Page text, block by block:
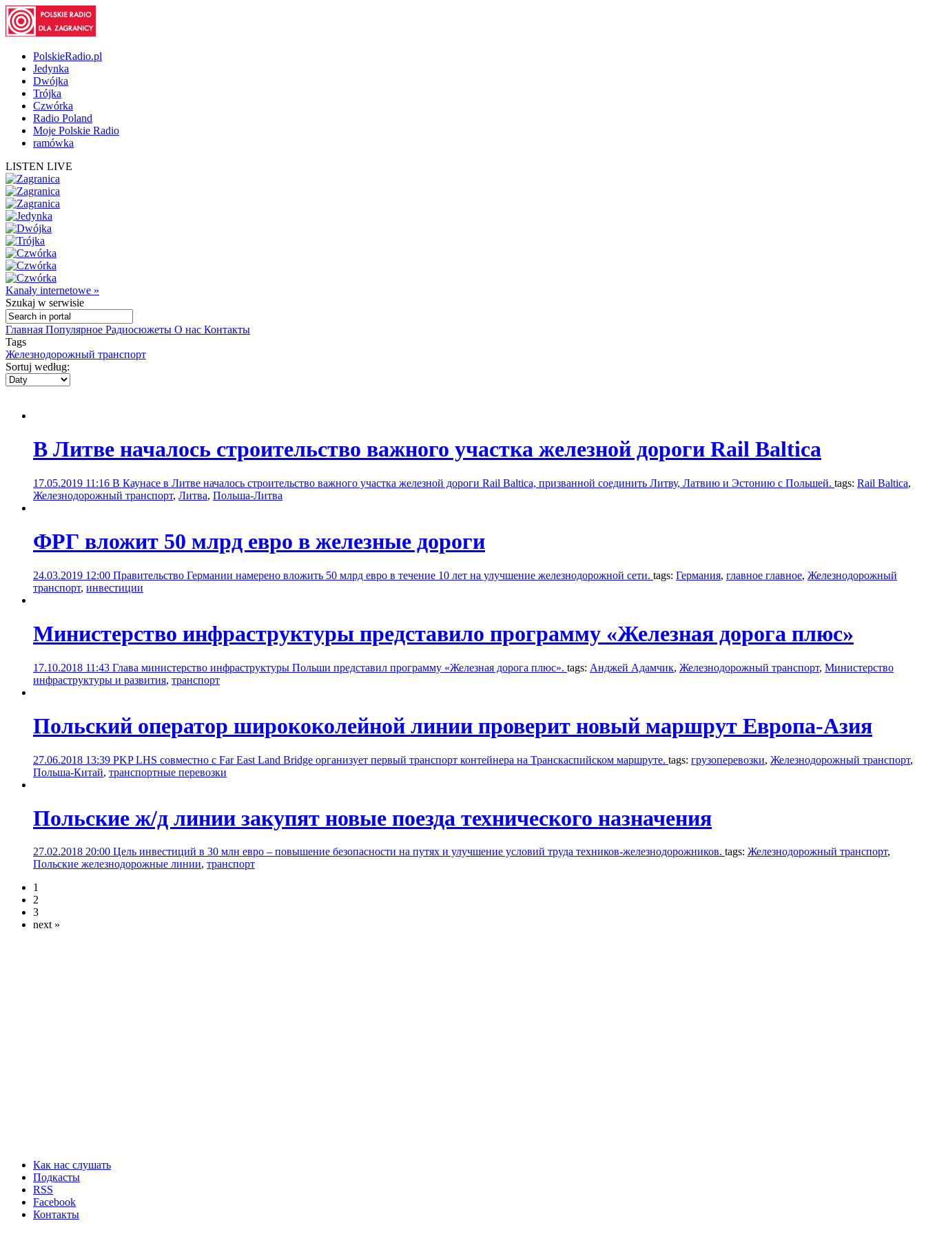
PolskieRadio.pl
Jedynka
Dwójka
Trójka
Czwórka
Radio Poland
Moje Polskie Radio
ramówka
LISTEN LIVE
Kanały internetowe »
Szukaj w serwisie
Главная Популярное Радиосюжеты О нас Контакты
Tags
Железнодорожный транспорт
Sortuj według:
В Литве началось строительство важного участка железной дороги Rail Baltica
17.05.2019 11:16 В Каунасе в Литве началось строительство важного участка железной дороги Rail Baltica, призванной соединить Литву, Латвию и Эстонию с Польшей. tags: Rail Baltica,
Железнодорожный транспорт, Литва, Польша-Литва
ФРГ вложит 50 млрд евро в железные дороги
24.03.2019 12:00 Правительство Германии намерено вложить 50 млрд евро в течение 10 лет на улучшение железнодорожной сети. tags: Германия, главное главное, Железнодорожный
транспорт, инвестиции
Министерство инфраструктуры представило программу «Железная дорога плюс»
17.10.2018 11:43 Глава министерство инфраструктуры Польши представил программу «Железная дорога плюс». tags: Анджей Адамчик, Железнодорожный транспорт, Министерство
инфраструктуры и развития, транспорт
Польский оператор ширококолейной линии проверит новый маршрут Европа-Азия
27.06.2018 13:39 PKP LHS совместно с Far East Land Bridge организует первый транспорт контейнера на Транскаспийском маршруте. tags: грузоперевозки, Железнодорожный транспорт,
Польша-Китай, транспортные перевозки
Польские ж/д линии закупят новые поезда технического назначения
27.02.2018 20:00 Цель инвестиций в 30 млн евро – повышение безопасности на путях и улучшение условий труда техников-железнодорожников. tags: Железнодорожный транспорт,
Польские железнодорожные линии, транспорт
1
2
3
next »
Как нас слушать
Подкасты
RSS
Facebook
Контакты